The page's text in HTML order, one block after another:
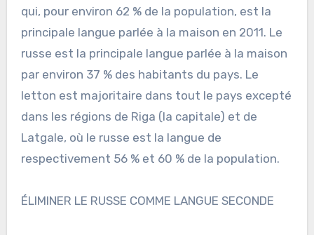
qui, pour environ 62 % de la population, est la
principale langue parlée à la maison en 2011. Le
russe est la principale langue parlée à la maison
par environ 37 % des habitants du pays. Le
letton est majoritaire dans tout le pays excepté
dans les régions de Riga (la capitale) et de
Latgale, où le russe est la langue de
respectivement 56 % et 60 % de la population.
ÉLIMINER LE RUSSE COMME LANGUE SECONDE